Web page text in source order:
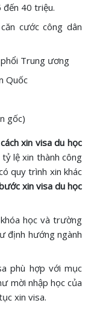
đến 40 triệu.
cước công dân
Trung ương
Quốc
gốc)
cách xin visa du học
lệ xin thành công
quy trình xin khác
xin visa du học
học và trường
định hướng ngành
phù hợp với mục
mời nhập học của
xin visa.